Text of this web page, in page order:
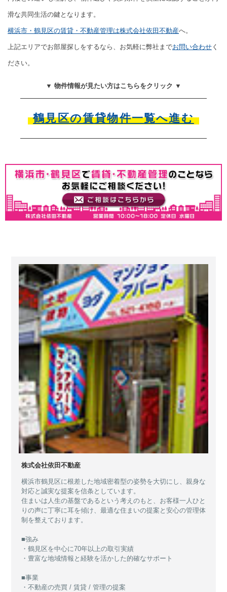
滑な共同生活の鍵となります。
横浜市・鶴見区の賃貸・不動産管理は株式会社依田不動産へ。
上記エリアでお部屋探しをするなら、お気軽に弊社までお問い合わせ く
ださい。
▼ 物件情報が見たい方はこちらをクリック ▼
鶴見区の賃貸物件一覧へ進む
株式会社依田不動産
横浜市鶴見区に根差した地域密着型の姿勢を大切にし、親身な
対応と誠実な提案を信条としています。
住まいは人生の基盤であるという考えのもと、お客様一人ひと
りの声に丁寧に耳を傾け、最適な住まいの提案と安心の管理体
制を整えております。
■強み
・鶴見区を中心に70年以上の取引実績
・豊富な地域情報と経験を活かした的確なサポート
■事業
・不動産の売買 / 賃貸 / 管理の提案